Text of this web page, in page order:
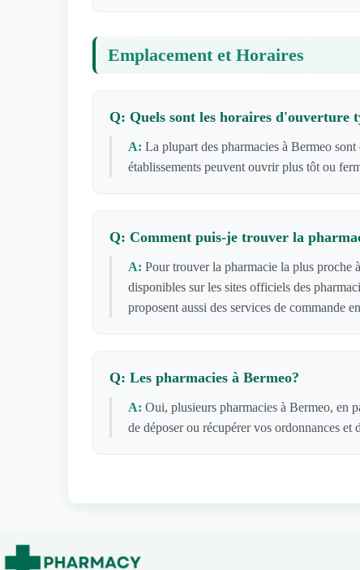
Emplacement et Horaires
Q: Quels sont les horaires d'ouverture
A: La plupart des pharmacies à Bermeo
établissements peuvent ouvrir plus tôt ou
Q: Comment puis-je trouver la
A: Pour trouver la pharmacie la plus proche
disponibles sur les sites officiels des
proposent aussi des services de commande
Q: Les pharmacies à Bermeo?
A: Oui, plusieurs pharmacies à Bermeo, en
de déposer ou récupérer vos ordonnances